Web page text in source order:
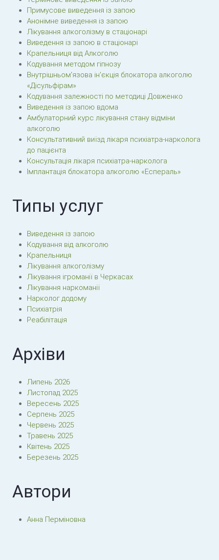
Примусове виведення із запою
Анонімне виведення із запою
Лікування алкоголізму в стаціонарі
Виведення із запою в стаціонарі
Крапельниця від Алкоголю
Кодування методом гіпнозу
Внутрішньом'язова ін'єкція блокатора алкоголю
«Дісульфірам»
Кодування залежності по методиці Довженко
Виведення із запою вдома
Амбулаторний курс лікування стану відміни
алкоголю
Консультативний виїзд лікаря психіатра-нарколога
до пацієнта
Консультація лікаря психіатра-нарколога
Імплантація блокатора алкоголю «Еспераль»
Типы услуг
Виведення із запою
Кодування від алкоголю
Крапельниця
Лікування алкоголізму
Лікування ігроманії в Черкасах
Лікування наркоманії
Нарколог додому
Психіатрія
Реабілітація
Архіви
Липень 2026
Листопад 2025
Вересень 2025
Серпень 2025
Червень 2025
Травень 2025
Квітень 2025
Березень 2025
Автори
Анна Перміновна